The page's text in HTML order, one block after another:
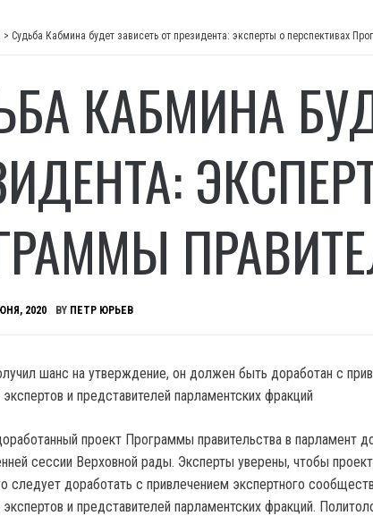
> Судьба Кабмина будет зависеть от президента: эксперты о перспективах
КАБМИНА
2020 BY ПЕТР ЮРЬЕВ
шанс на утверждение, он должен быть доработан с
и представителей парламентских фракций
проект Программы правительства в парламент
сессии Верховной рады. Эксперты уверены, чтобы
следует доработать с привлечением экспертного
и представителей парламентских фракций.